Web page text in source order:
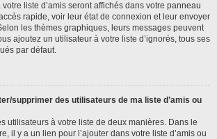
liste d’amis seront affichés dans votre panneau
rapide, voir leur état de connexion et leur envoyer
les thèmes graphiques, leurs messages peuvent
ajoutez un utilisateur à votre liste d’ignorés, tous ses
par défaut.
supprimer des utilisateurs de ma liste d’amis ou
utilisateurs à votre liste de deux manières. Dans le
il y a un lien pour l’ajouter dans votre liste d’amis ou